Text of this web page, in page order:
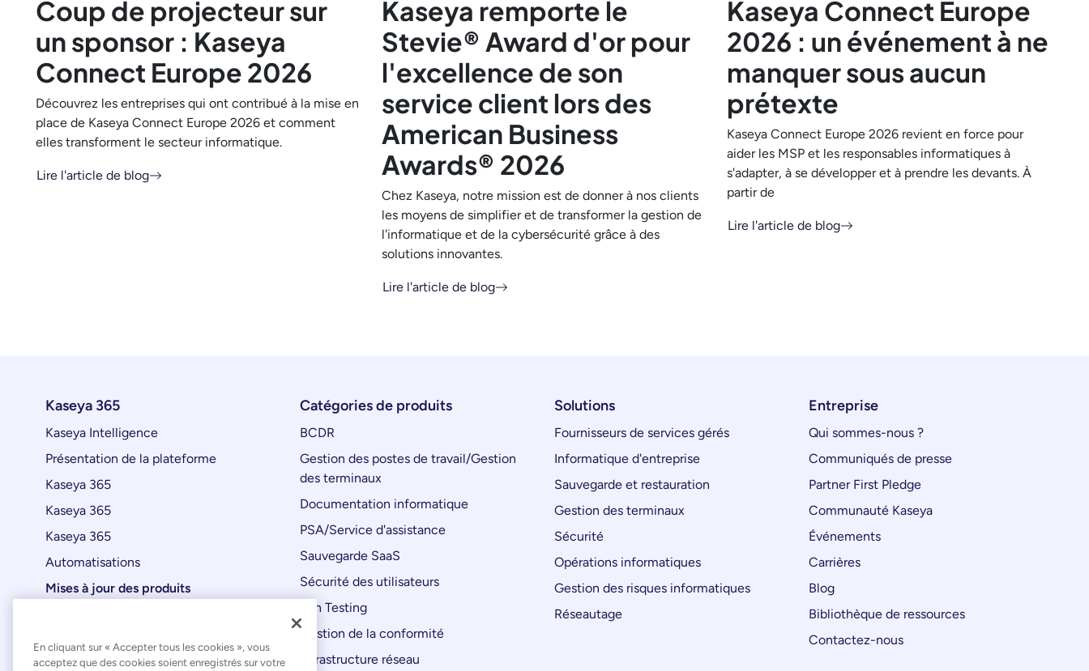
Coup de projecteur sur
un sponsor : Kaseya
Connect Europe 2026
Découvrez les entreprises qui ont contribué à la mise en
place de Kaseya Connect Europe 2026 et comment
elles transforment le secteur informatique.
Lire l'article de blog
Kaseya remporte le
Stevie® Award d'or pour
l'excellence de son
service client lors des
American Business
Awards® 2026
Chez Kaseya, notre mission est de donner à nos clients
les moyens de simplifier et de transformer la gestion de
l'informatique et de la cybersécurité grâce à des
solutions innovantes.
Lire l'article de blog
Kaseya Connect Europe
2026 : un événement à ne
manquer sous aucun
prétexte
Kaseya Connect Europe 2026 revient en force pour
aider les MSP et les responsables informatiques à
s'adapter, à se développer et à prendre les devants. À
partir de
Lire l'article de blog
Kaseya 365
Kaseya Intelligence
Présentation de la plateforme
Kaseya 365
Kaseya 365
Kaseya 365
Automatisations
Mises à jour des produits
Catégories de produits
BCDR
Gestion des postes de travail/Gestion
des terminaux
Documentation informatique
PSA/Service d'assistance
Sauvegarde SaaS
Sécurité des utilisateurs
Pen Testing
Gestion de la conformité
Infrastructure réseau
Solutions
Fournisseurs de services gérés
Informatique d'entreprise
Sauvegarde et restauration
Gestion des terminaux
Sécurité
Opérations informatiques
Gestion des risques informatiques
Réseautage
Entreprise
Qui sommes-nous ?
Communiqués de presse
Partner First Pledge
Communauté Kaseya
Événements
Carrières
Blog
Bibliothèque de ressources
Contactez-nous
En cliquant sur « Accepter tous les cookies », vous
acceptez que des cookies soient enregistrés sur votre